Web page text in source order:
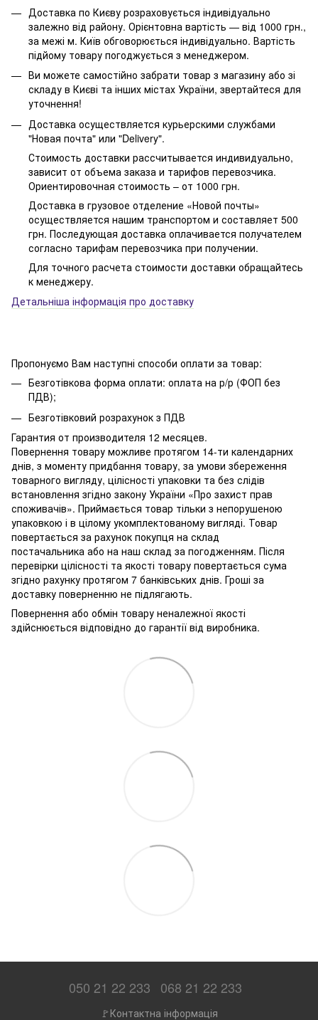
Доставка по Києву розраховується індивідуально
залежно від району. Орієнтовна вартість — від 1000 грн.,
за межі м. Київ обговорюється індивідуально. Вартість
підйому товару погоджується з менеджером.
Ви можете самостійно забрати товар з магазину або зі
складу в Києві та інших містах України, звертайтеся для
уточнення!
Доставка осуществляется курьерскими службами
"Новая почта" или "Delivery".
Стоимость доставки рассчитывается индивидуально,
зависит от объема заказа и тарифов перевозчика.
Ориентировочная стоимость – от 1000 грн.
Доставка в грузовое отделение «Новой почты»
осуществляется нашим транспортом и составляет 500
грн. Последующая доставка оплачивается получателем
согласно тарифам перевозчика при получении.
Для точного расчета стоимости доставки обращайтесь
к менеджеру.
Детальніша інформація про доставку
Пропонуємо Вам наступні способи оплати за товар:
Безготівкова форма оплати: оплата на р/р (ФОП без
ПДВ);
Безготівковий розрахунок з ПДВ
Гарантия от производителя 12 месяцев.
Повернення товару можливе протягом 14-ти календарних
днів, з моменту придбання товару, за умови збереження
товарного вигляду, цілісності упаковки та без слідів
встановлення згідно закону України «Про захист прав
споживачів». Приймається товар тільки з непорушеною
упаковкою і в цілому укомплектованому вигляді. Товар
повертається за рахунок покупця на склад
постачальника або на наш склад за погодженням. Після
перевірки цілісності та якості товару повертається сума
згідно рахунку протягом 7 банківських днів. Гроші за
доставку поверненню не підлягають.
Повернення або обмін товару неналежної якості
здійснюється відповідно до гарантії від виробника.
050 21 22 233 068 21 22 233
🚩Контактна інформація